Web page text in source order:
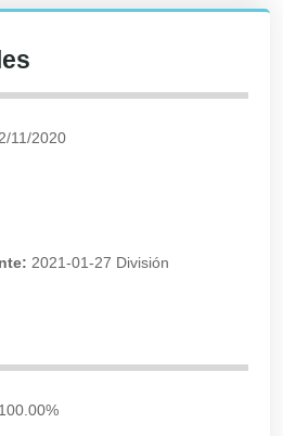
11/2020
2021-01-27 División